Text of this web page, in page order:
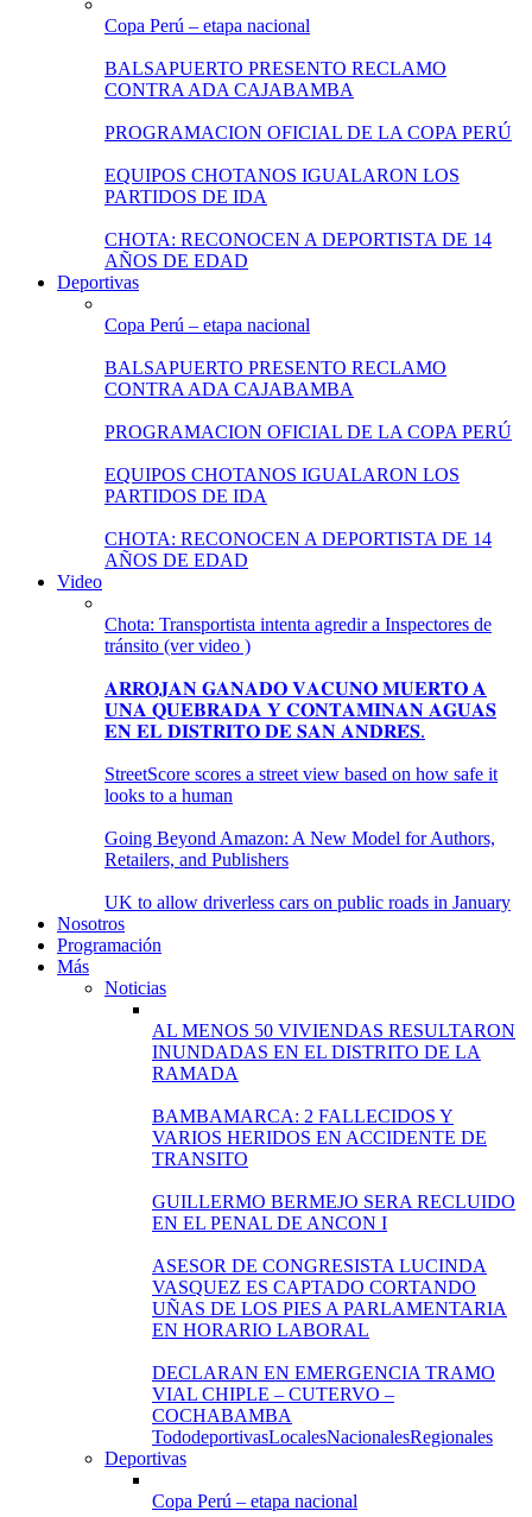
Copa Perú – etapa nacional
BALSAPUERTO PRESENTO RECLAMO
CONTRA ADA CAJABAMBA
PROGRAMACION OFICIAL DE LA COPA PERÚ
EQUIPOS CHOTANOS IGUALARON LOS
PARTIDOS DE IDA
CHOTA: RECONOCEN A DEPORTISTA DE 14
AÑOS DE EDAD
Deportivas
Copa Perú – etapa nacional
BALSAPUERTO PRESENTO RECLAMO
CONTRA ADA CAJABAMBA
PROGRAMACION OFICIAL DE LA COPA PERÚ
EQUIPOS CHOTANOS IGUALARON LOS
PARTIDOS DE IDA
CHOTA: RECONOCEN A DEPORTISTA DE 14
AÑOS DE EDAD
Video
Chota: Transportista intenta agredir a Inspectores de
tránsito (ver video )
𝐀𝐑𝐑𝐎𝐉𝐀𝐍 𝐆𝐀𝐍𝐀𝐃𝐎 𝐕𝐀𝐂𝐔𝐍𝐎 𝐌𝐔𝐄𝐑𝐓𝐎 𝐀
𝐔𝐍𝐀 𝐐𝐔𝐄𝐁𝐑𝐀𝐃𝐀 𝐘 𝐂𝐎𝐍𝐓𝐀𝐌𝐈𝐍𝐀𝐍 𝐀𝐆𝐔𝐀𝐒
𝐄𝐍 𝐄𝐋 𝐃𝐈𝐒𝐓𝐑𝐈𝐓𝐎 𝐃𝐄 𝐒𝐀𝐍 𝐀𝐍𝐃𝐑𝐄́𝐒.
StreetScore scores a street view based on how safe it
looks to a human
Going Beyond Amazon: A New Model for Authors,
Retailers, and Publishers
UK to allow driverless cars on public roads in January
Nosotros
Programación
Más
Noticias
AL MENOS 50 VIVIENDAS RESULTARON
INUNDADAS EN EL DISTRITO DE LA
RAMADA
BAMBAMARCA: 2 FALLECIDOS Y
VARIOS HERIDOS EN ACCIDENTE DE
TRANSITO
GUILLERMO BERMEJO SERA RECLUIDO
EN EL PENAL DE ANCON I
ASESOR DE CONGRESISTA LUCINDA
VASQUEZ ES CAPTADO CORTANDO
UÑAS DE LOS PIES A PARLAMENTARIA
EN HORARIO LABORAL
DECLARAN EN EMERGENCIA TRAMO
VIAL CHIPLE – CUTERVO –
COCHABAMBA
TododeportivasLocalesNacionalesRegionales
Deportivas
Copa Perú – etapa nacional